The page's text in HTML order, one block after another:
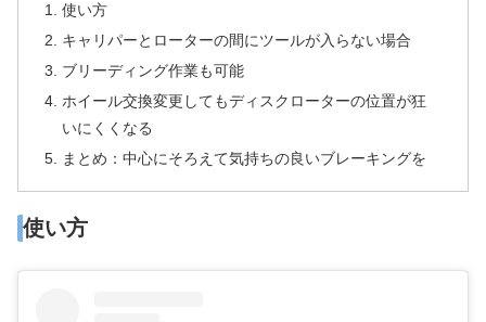
使い方
キャリパーとローターの間にツールが入らない場合
ブリーディング作業も可能
ホイール交換変更してもディスクローターの位置が狂
いにくくなる
まとめ：中心にそろえて気持ちの良いブレーキングを
使い方